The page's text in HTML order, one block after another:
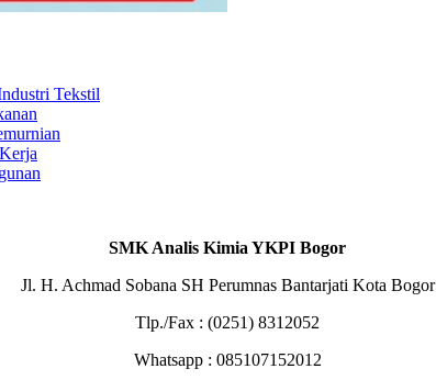
Tekstil
SMK Analis Kimia YKPI Bogor
Jl. H. Achmad Sobana SH Perumnas Bantarjati Kota Bogor
Tlp./Fax : (0251) 8312052
Whatsapp : 085107152012